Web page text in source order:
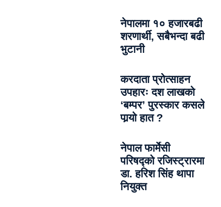
नेपालमा १० हजारबढी
शरणार्थी, सबैभन्दा बढी
भुटानी
करदाता प्रोत्साहन
उपहारः दश लाखको
‘बम्पर’ पुरस्कार कसले
पार्‍याे हात ?
नेपाल फार्मेसी
परिषद्को रजिस्ट्रारमा
डा. हरिश सिंह थापा
नियुक्त